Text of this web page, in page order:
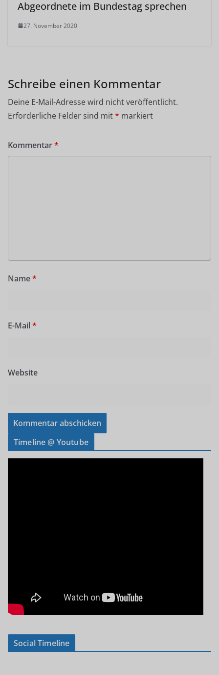
Abgeordnete im Bundestag sprechen
27. November 2020
Schreibe einen Kommentar
Deine E-Mail-Adresse wird nicht veröffentlicht.
Erforderliche Felder sind mit* markiert
Kommentar*
Name*
E-Mail *
Website
Timeline @ Youtube
Social Timeline